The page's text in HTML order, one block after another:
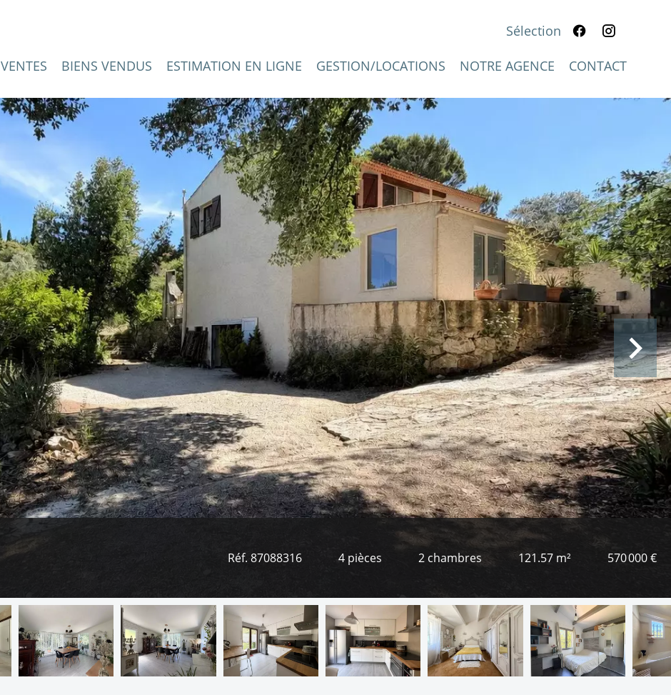
Sélection
VENTES BIENS VENDUS ESTIMATION EN LIGNE GESTION/LOCATIONS NOTRE AGENCE CONTACT
Réf. 87088316 4 pièces 2 chambres 121.57 m² 570 000 €